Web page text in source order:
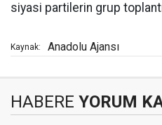
siyasi partilerin grup
Kaynak: Anadolu Ajansı
HABERE YORUM